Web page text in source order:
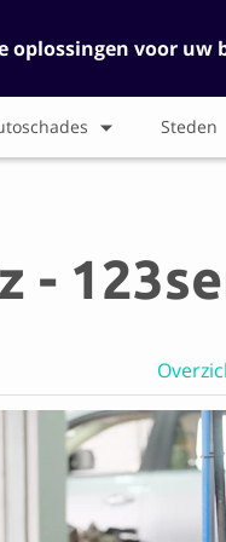
oplossingen voor uw
Steden
-